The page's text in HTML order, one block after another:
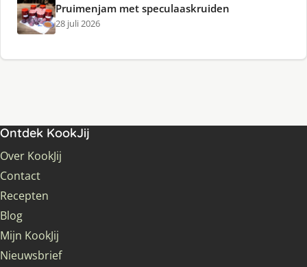
Pruimenjam met speculaaskruiden
28 juli 2026
Ontdek KookJij
Over KookJij
Contact
Recepten
Blog
Mijn KookJij
Nieuwsbrief